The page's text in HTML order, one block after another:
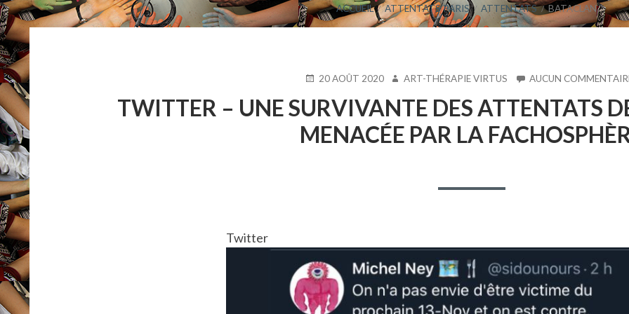
FIL
ACCUEIL ATTENTATS PARIS ATTENTATS BATACLAN
PUBLIÉ20 AOÛT 2020 AUTEUR
ART-THÉRAPIE VIRTUS AUCUN
TWITTER – UNE SURVIVANTE DES ATTENTATS
MENACÉE PAR LA
Twitter